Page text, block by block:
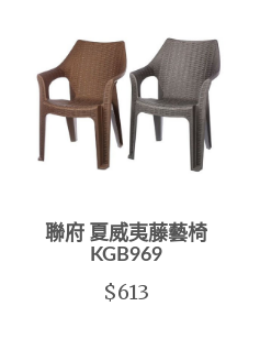
聯府 夏威夷藤藝椅
KGB969
$613